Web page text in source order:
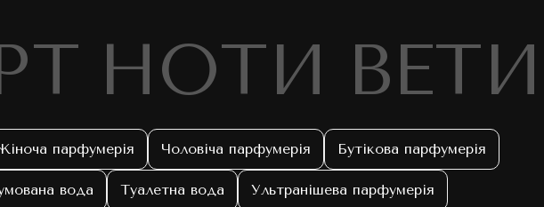
НОТИ
парфумерія Чоловіча парфумерія Бутікова парфумерія
вода Туалетна вода Ультранішева парфумерія